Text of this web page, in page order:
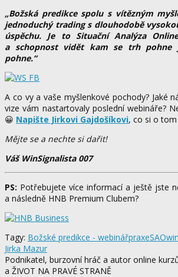
„Božská predikce spolu s vítězným
jednoduchý trading s dlouhodobě
úspěchu. Je to Situační Analýza
a schopnost vidět kam se trh pohne
pohne.“
A co vy a vaše myšlenkové pochody? Jaké
vize vám nastartovaly poslední webináře?
😀 Napište Jirkovi Gajdošíkovi, co si o
Mějte se a nechte si dařit!
Váš WinSignalista 007
PS: Potřebujete více informací a ještě jste
a následně HNB Premium Clubem?
Tagy: Božské predikce - webinářpraxeSAO
Jirka Mazur
Podnikatel, burzovní hráč a autor online
a ŽIVOT NA PRAVÉ STRANĚ